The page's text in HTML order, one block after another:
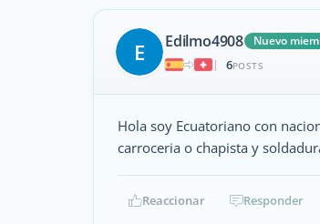
E Edilmo4908
Nuevo
|
6POSTS
Hola soy Ecuatoriano con
carroceria o chapista y
Reaccionar Responder